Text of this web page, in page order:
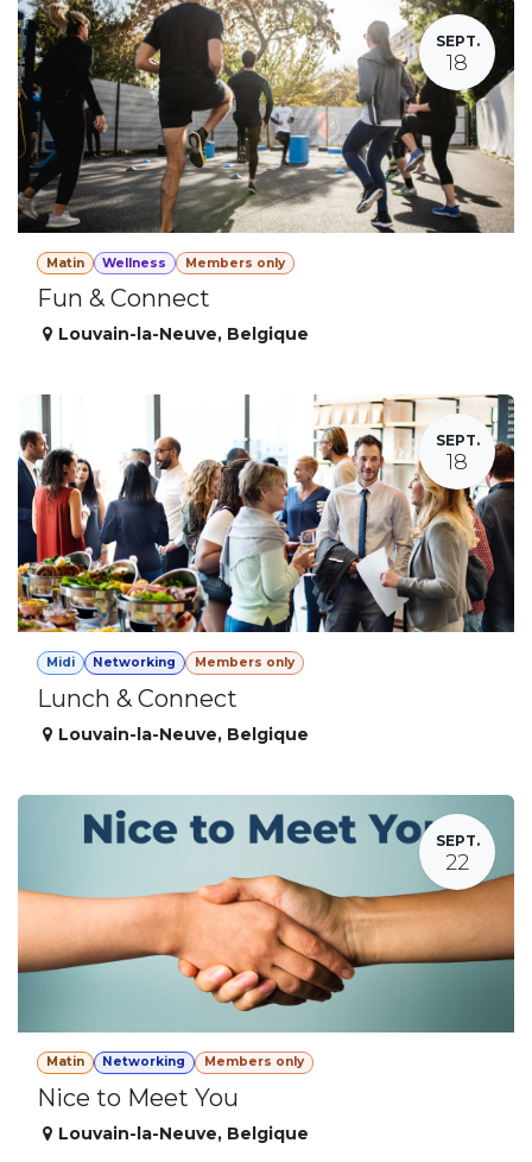
SEPT.
18
Matin Wellness Members only
Fun & Connect
Louvain-la-Neuve, Belgique
SEPT.
18
Midi Networking Members only
Lunch & Connect
Louvain-la-Neuve, Belgique
SEPT.
22
Matin Networking Members only
Nice to Meet You
Louvain-la-Neuve, Belgique